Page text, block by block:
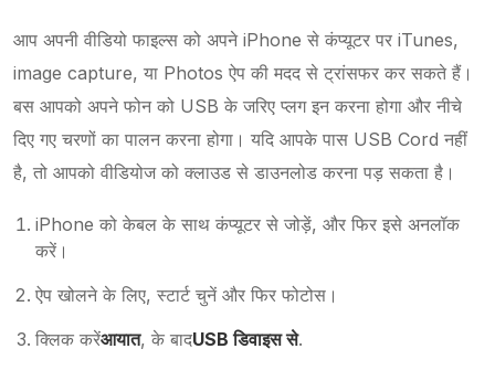
आप अपनी वीडियो फाइल्स को अपने iPhone से कंप्यूटर पर iTunes,
image capture, या Photos ऐप की मदद से ट्रांसफर कर सकते हैं।
बस आपको अपने फोन को USB के जरिए प्लग इन करना होगा और नीचे
दिए गए चरणों का पालन करना होगा। यदि आपके पास USB Cord नहीं
है, तो आपको वीडियोज को क्लाउड से डाउनलोड करना पड़ सकता है।
iPhone को केबल के साथ कंप्यूटर से जोड़ें, और फिर इसे अनलॉक
करें।
ऐप खोलने के लिए, स्टार्ट चुनें और फिर फोटोस।
क्लिक करेंआयात, के बादUSB डिवाइस से.